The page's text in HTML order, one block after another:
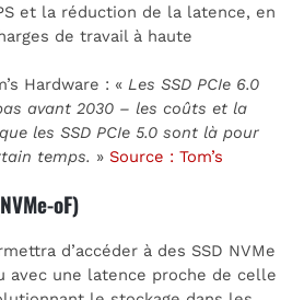
et la réduction de la latence, en
de travail à haute
Hardware : « Les SSD PCIe 6.0
avant 2030 – les coûts et la
les SSD PCIe 5.0 sont là pour
temps. » Source : Tom’s
oF)
d’accéder à des SSD NVMe
avec une latence proche de celle